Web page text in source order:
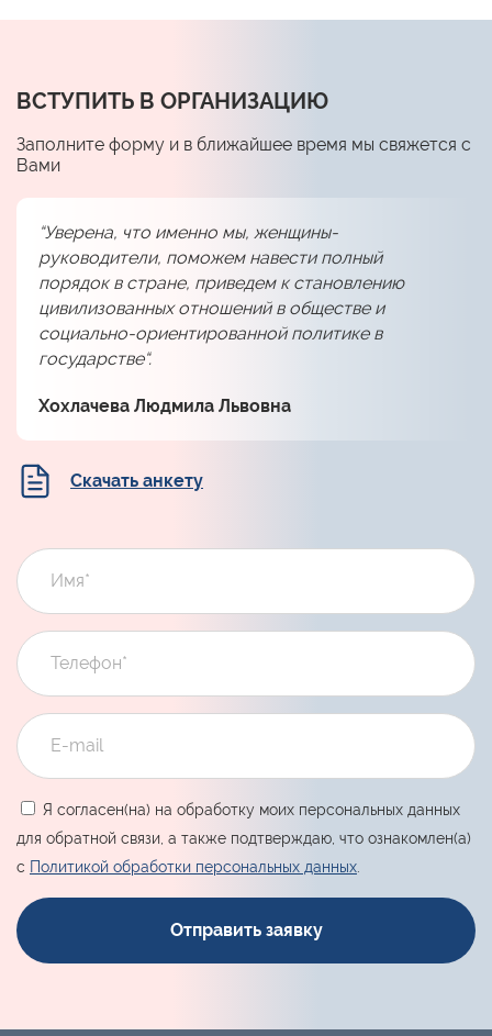
ВСТУПИТЬ В ОРГАНИЗАЦИЮ
Заполните форму и в ближайшее время мы свяжется с
Вами
“Уверена, что именно мы, женщины-
руководители, поможем навести полный
порядок в стране, приведем к становлению
цивилизованных отношений в обществе и
социально-ориентированной политике в
государстве“.
Хохлачева Людмила Львовна
Скачать анкету
Я согласен(на) на обработку моих персональных данных
для обратной связи, а также подтверждаю, что ознакомлен(а)
с Политикой обработки персональных данных